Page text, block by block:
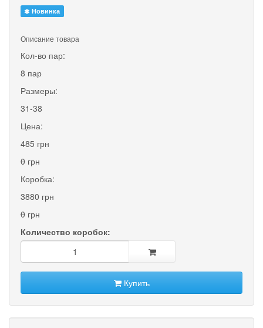
Новинка
Описание товара
Кол-во пар:
8 пар
Размеры:
31-38
Цена:
485 грн
0 грн
Коробка:
3880 грн
0 грн
Количество коробок:
Купить